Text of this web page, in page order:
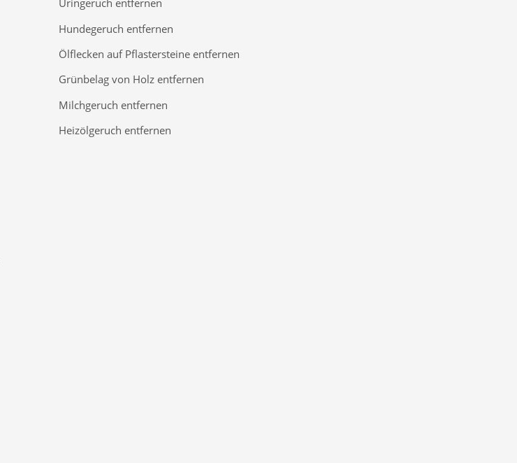
Uringeruch entfernen
Hundegeruch entfernen
Ölflecken auf Pflastersteine entfernen
Grünbelag von Holz entfernen
Milchgeruch entfernen
Heizölgeruch entfernen